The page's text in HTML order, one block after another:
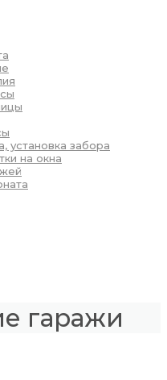
установка забора
на окна
гаражи